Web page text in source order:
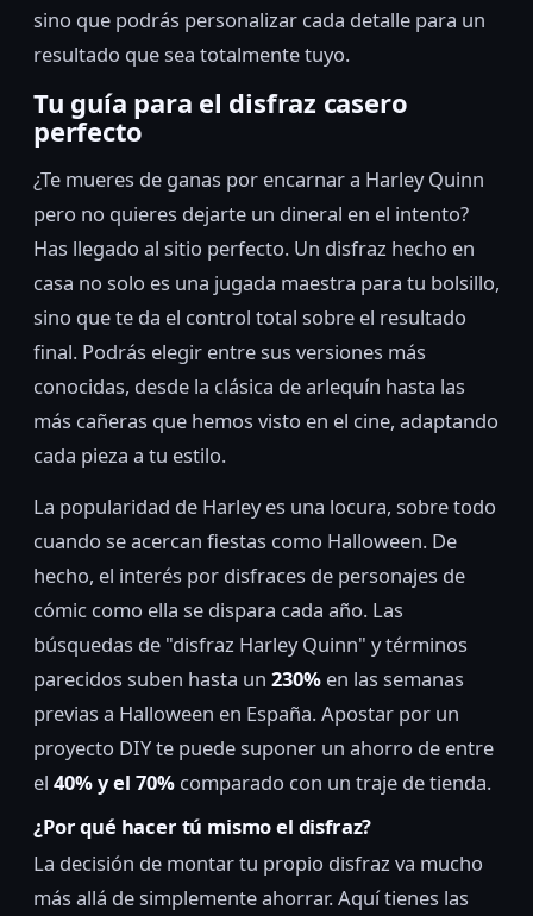
sino que podrás personalizar cada detalle para un
resultado que sea totalmente tuyo.
Tu guía para el disfraz casero
perfecto
¿Te mueres de ganas por encarnar a Harley Quinn
pero no quieres dejarte un dineral en el intento?
Has llegado al sitio perfecto. Un disfraz hecho en
casa no solo es una jugada maestra para tu bolsillo,
sino que te da el control total sobre el resultado
final. Podrás elegir entre sus versiones más
conocidas, desde la clásica de arlequín hasta las
más cañeras que hemos visto en el cine, adaptando
cada pieza a tu estilo.
La popularidad de Harley es una locura, sobre todo
cuando se acercan fiestas como Halloween. De
hecho, el interés por disfraces de personajes de
cómic como ella se dispara cada año. Las
búsquedas de "disfraz Harley Quinn" y términos
parecidos suben hasta un 230% en las semanas
previas a Halloween en España. Apostar por un
proyecto DIY te puede suponer un ahorro de entre
el 40% y el 70% comparado con un traje de tienda.
¿Por qué hacer tú mismo el disfraz?
La decisión de montar tu propio disfraz va mucho
más allá de simplemente ahorrar. Aquí tienes las